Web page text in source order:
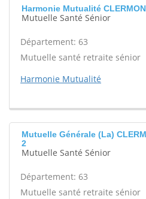
Harmonie Mutualité
Mutuelle Santé Sénior
Département: 63
Mutuelle santé retraite sénior
Harmonie Mutualité
Mutuelle Générale (La)
2
Mutuelle Santé Sénior
Département: 63
Mutuelle santé retraite sénior